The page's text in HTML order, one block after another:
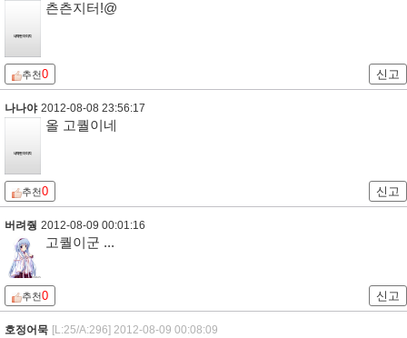
츤츤지터!@
추천0 신고
나나야 2012-08-08 23:56:17
올 고퀄이네
추천0 신고
버려줭 2012-08-09 00:01:16
고퀄이군 ...
추천0 신고
호정어묵 [L:25/A:296] 2012-08-09 00:08:09